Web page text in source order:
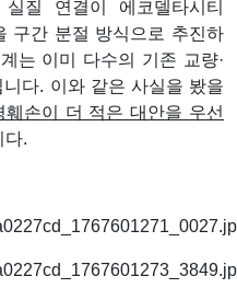
질 연결이 에코델타시티
구간 분절 방식으로 추진하
는 이미 다수의 기존 교량·
니다. 이와 같은 사실을 봤을
손이 더 적은 대안을 우선
다.